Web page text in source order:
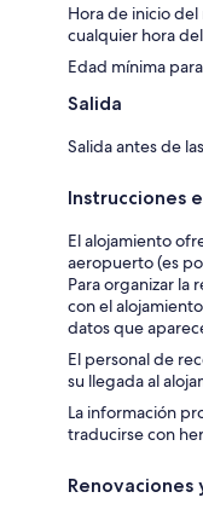
Hora de inicio
cualquier hora
Edad mínima
Salida
Salida antes de
Instrucciones
El alojamiento
aeropuerto (es
Para organizar la
con el
datos que
El personal de
su llegada al
La información
traducirse con
Renovaciones